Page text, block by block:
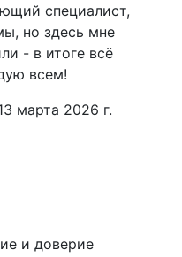
специалист,
но здесь мне
- в итоге всё
всем!
марта 2026 г.
и доверие